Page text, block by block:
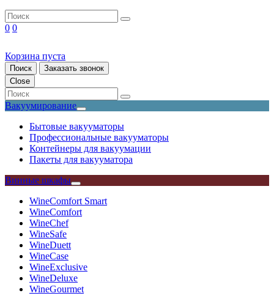
0 0
Корзина пуста
Поиск
Заказать звонок
Close
Вакуумирование
Бытовые вакууматоры
Профессиональные вакууматоры
Контейнеры для вакуумации
Пакеты для вакууматора
Винные шкафы
WineComfort Smart
WineComfort
WineChef
WineSafe
WineDuett
WineCase
WineExclusive
WineDeluxe
WineGourmet